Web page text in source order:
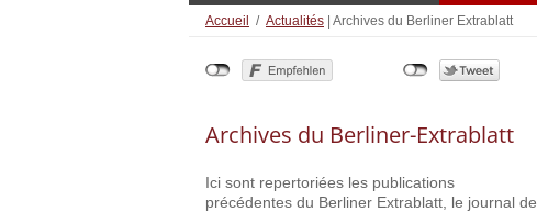
Accueil / Actualités | Archives du Berliner Extrablatt
Archives du Berliner-Extrablatt
Ici sont repertoriées les publications
précédentes du Berliner Extrablatt, le journal de